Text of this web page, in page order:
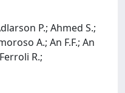
P.; Ahmed S.;
A.; An F.F.; An
R.;